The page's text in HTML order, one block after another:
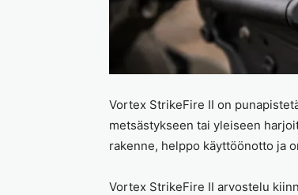
Vortex StrikeFire II on
metsästykseen tai yleiseen
rakenne, helppo käyttöönotto ja
Vortex StrikeFire II arvostelu